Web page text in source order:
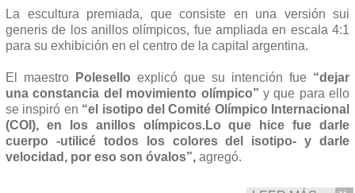
La escultura premiada, que consiste en una versión sui
generis de los anillos olímpicos, fue ampliada en escala 4:1
para su exhibición en el centro de la capital argentina.
El maestro Polesello explicó que su intención fue “dejar
una constancia del movimiento olímpico” y que para ello
se inspiró en “el isotipo del Comité Olímpico Internacional
(COI), en los anillos olímpicos.Lo que hice fue darle
cuerpo -utilicé todos los colores del isotipo- y darle
velocidad, por eso son óvalos”, agregó.